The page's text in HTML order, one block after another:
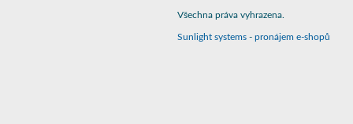
Všechna práva vyhrazena.
Sunlight systems - pronájem e-shopů